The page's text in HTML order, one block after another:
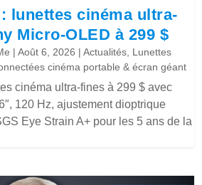
lunettes cinéma ultra-
Micro-OLED à 299 $
|Août 6, 2026 |Actualités, Lunettes
cinéma portable & écran géant
cinéma ultra-fines à 299 $ avec
120 Hz, ajustement dioptrique
Eye Strain A+ pour les 5 ans de la